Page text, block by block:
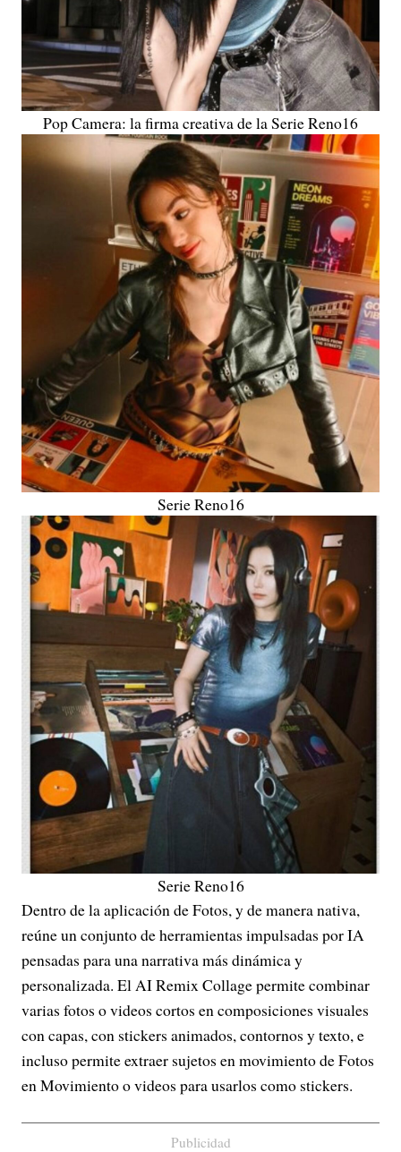
Pop Camera: la firma creativa de la Serie Reno16
Serie Reno16
Serie Reno16
Dentro de la aplicación de Fotos, y de manera nativa,
reúne un conjunto de herramientas impulsadas por IA
pensadas para una narrativa más dinámica y
personalizada. El AI Remix Collage permite combinar
varias fotos o videos cortos en composiciones visuales
con capas, con stickers animados, contornos y texto, e
incluso permite extraer sujetos en movimiento de Fotos
en Movimiento o videos para usarlos como stickers.
Publicidad